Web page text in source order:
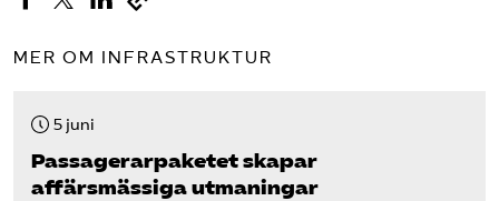
MER OM INFRASTRUKTUR
5 juni
Passagerarpaketet skapar
affärsmässiga utmaningar